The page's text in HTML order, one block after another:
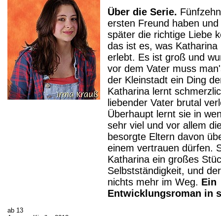
Über die Serie.
ersten Freund haben
später die richtige Liebe
das ist es, was Katharina
erlebt. Es ist groß und
vor dem Vater muss
der Kleinstadt ein Ding
Katharina lernt
liebender Vater brutal
Überhaupt lernt sie in
sehr viel und vor allem
besorgte Eltern davon
einem vertrauen dürfen.
Katharina ein großes
Selbstständigkeit, und
nichts mehr im Weg. Ein
Entwicklungsroman in
ab 13